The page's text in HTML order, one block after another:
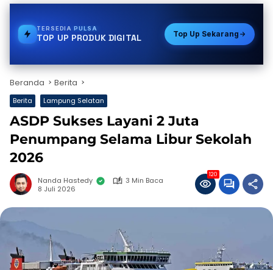
TERSEDIABPJS
TOP UP PRODUK DIGITAL Top Up Sekarang
Beranda Berita
Berita Lampung Selatan
ASDP Sukses Layani 2 Juta
Penumpang Selama Libur Sekolah
2026
Nanda Hastedy
3 Min Baca
8 Juli 2026
120